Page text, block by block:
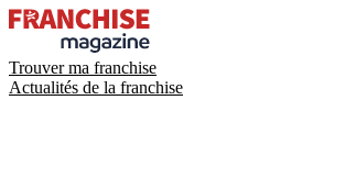
Trouver ma franchise
Actualités de la franchise